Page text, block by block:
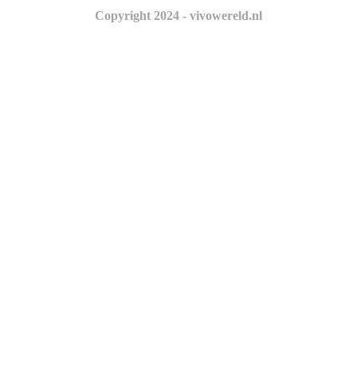
Copyright 2024 - vivowereld.nl